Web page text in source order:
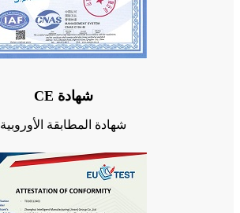
شهادة CE
شهادة المطابقة الأوروبية